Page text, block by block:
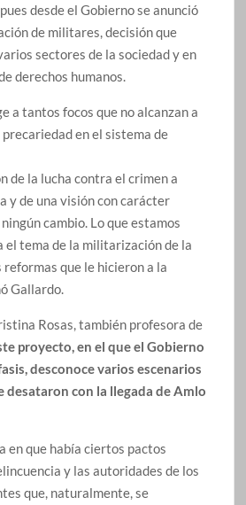
pues desde el Gobierno se anunció
de militares, decisión que
sectores de la sociedad y en
derechos humanos.
a tantos focos que no alcanzan a
en el sistema de
de la lucha contra el crimen a
y de una visión con carácter
cambio. Lo que estamos
el tema de la militarización de la
reformas que le hicieron a la
Gallardo.
Rosas, también profesora de
proyecto, en el que el Gobierno
desconoce varios escenarios
desataron con la llegada de Amlo
en que había ciertos pactos
y las autoridades de los
que, naturalmente, se